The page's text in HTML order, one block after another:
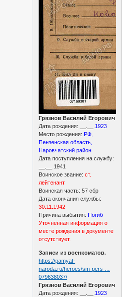
Грязнов Василий Егорович
Дата рождения: __.__. 1923
Место рождения: РФ,
Пензенская область,
Наровчатский район
Дата поступления на службу:
__.__.1941
Воинское звание:ст.
лейтенант
Воинская часть: 57 сбр
Дата окончания службы:
30.11.1942
Причина выбытия: Погиб
Уточненная информация о
месте рождения в документе
отсутствует.
Записи из военкоматов.
https://pamyat-
naroda.ru/heroes/sm-pers …
079638037/
Грязнов Василий Егорович
Дата рождения: __.__. 1923